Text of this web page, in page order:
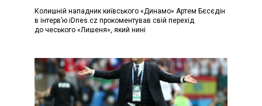
Колишній нападник київського «Динамо» Артем Бєсєдін
в інтерв’ю iDnes.cz прокоментував свій перехід
до чеського «Лишеня», який нині